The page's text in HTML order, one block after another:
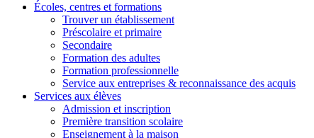
Écoles, centres et formations
Trouver un établissement
Préscolaire et primaire
Secondaire
Formation des adultes
Formation professionnelle
Service aux entreprises & reconnaissance des acquis
Services aux élèves
Admission et inscription
Première transition scolaire
Enseignement à la maison